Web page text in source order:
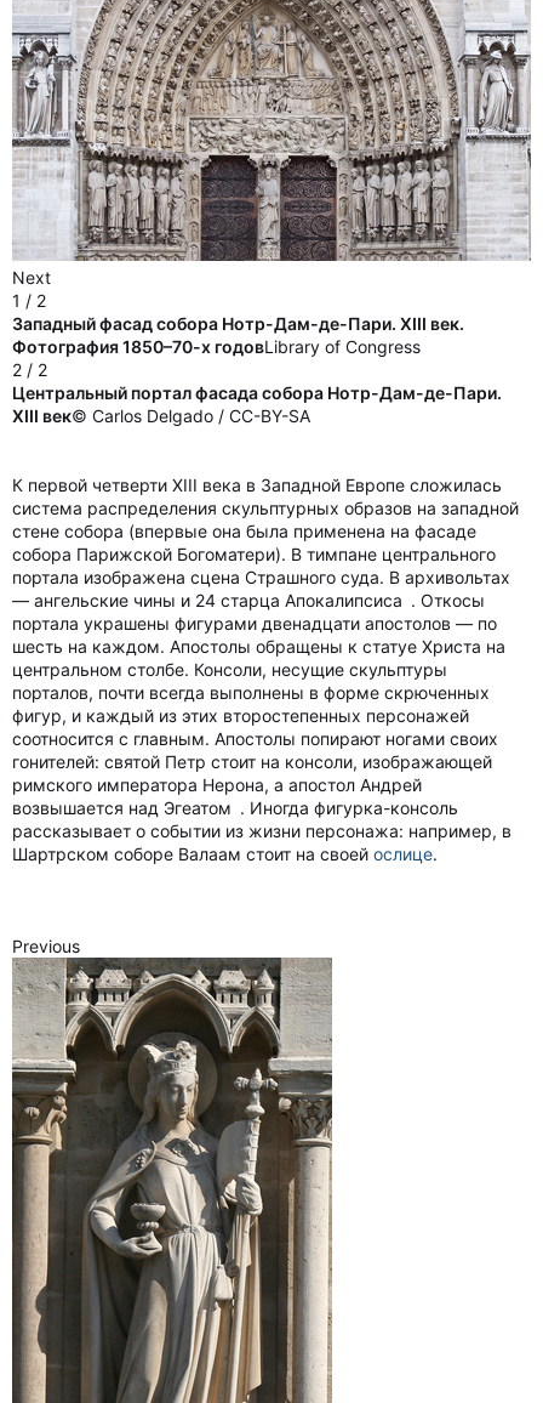
Next
1 / 2
Западный фасад собора Нотр-Дам-де-Пари. XIII век.
Фотография 1850–70-х годовLibrary of Congress
2 / 2
Центральный портал фасада собора Нотр-Дам-де-Пари.
XIII век© Carlos Delgado / CC-BY-SA
К первой четверти XIII века в Западной Европе сложилась
система распределения скульптурных образов на западной
стене собора (впервые она была применена на фасаде
собора Парижской Богоматери). В тимпане центрального
портала изображена сцена Страшного суда. В архивольтах
— ангельские чины и 24 старца Апокалипсиса . Откосы
портала украшены фигурами двенадцати апостолов — по
шесть на каждом. Апостолы обращены к статуе Христа на
центральном столбе. Консоли, несущие скульптуры
порталов, почти всегда выполнены в форме скрюченных
фигур, и каждый из этих второстепенных персонажей
соотносится с главным. Апостолы попирают ногами своих
гонителей: святой Петр стоит на консоли, изображающей
римского императора Нерона, а апостол Андрей
возвышается над Эгеатом . Иногда фигурка-консоль
рассказывает о событии из жизни персонажа: например, в
Шартрском соборе Валаам стоит на своей ослице.
Previous